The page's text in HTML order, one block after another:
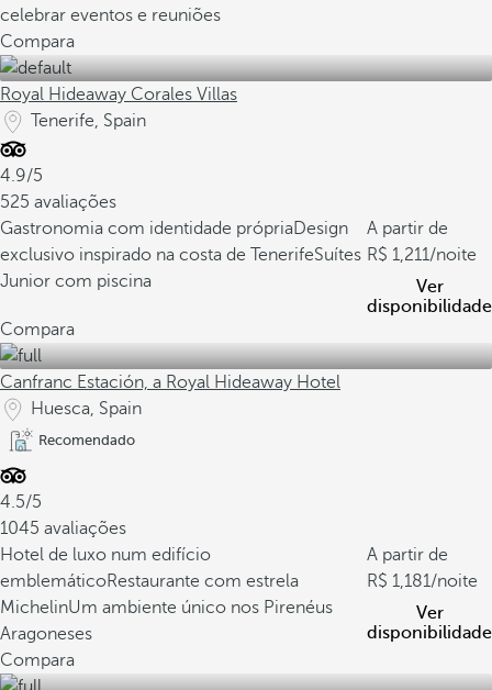
celebrar eventos e reuniões
Compara
Royal Hideaway Corales Villas
Tenerife, Spain
4.9/5
525 avaliações
Gastronomia com identidade própriaDesign
exclusivo inspirado na costa de TenerifeSuítes
Junior com piscina
A partir de
1,211/noite
Ver
disponibilidade
Compara
Canfranc Estación, a Royal Hideaway Hotel
Huesca, Spain
Recomendado
4.5/5
1045 avaliações
Hotel de luxo num edifício
emblemáticoRestaurante com estrela
MichelinUm ambiente único nos Pirenéus
Aragoneses
A partir de
1,181/noite
Ver
disponibilidade
Compara